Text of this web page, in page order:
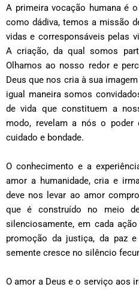
A primeira vocação humana é
como dádiva, temos a missão
vidas e corresponsáveis pelas
A criação, da qual somos
Olhamos ao nosso redor e
Deus que nos cria à sua
igual maneira somos
de vida que constituem a
modo, revelam a nós o poder
cuidado e bondade.
O conhecimento e a
amor a humanidade, cria e
deve nos levar ao amor
que é construído no meio
silenciosamente, em cada
promoção da justiça, da paz
semente cresce no silêncio
O amor a Deus e o serviço aos